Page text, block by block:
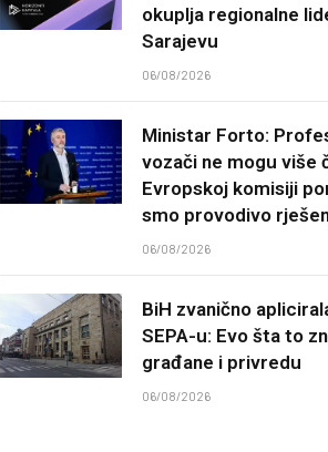
okuplja regionalne
Sarajevu
06/08/2026
Ministar Forto:
vozači ne mogu više
Evropskoj komisiji
smo provodivo
06/08/2026
BiH zvanično
SEPA-u: Evo šta to
građane i privredu
06/08/2026